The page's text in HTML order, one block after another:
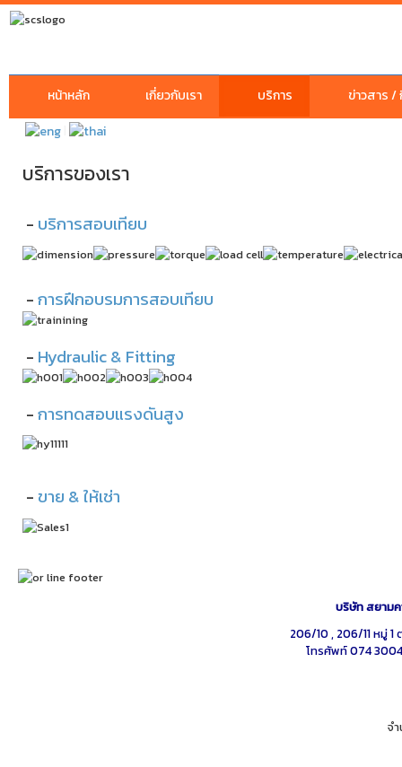
หน้าหลัก เกี่ยวกับเรา บริการ ข่าวสาร /
บริการของเรา
- บริการสอบเทียบ
-การฝึกอบรมการสอบเทียบ
- Hydraulic & Fitting
-การทดสอบแรงดันสูง
- ขาย & ให้เช่า
บริษัท สยาม
206/10 , 206/11 หมู่
โทรศัพท์ 074
จ